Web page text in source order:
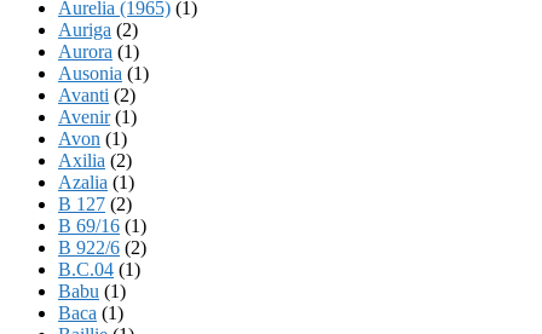
Aurelia (1965) (1)
Auriga (2)
Aurora (1)
Ausonia (1)
Avanti (2)
Avenir(1)
Avon (1)
Axilia (2)
Azalia (1)
B 127 (2)
B 69/16 (1)
B 922/6 (2)
B.C.04 (1)
Babu (1)
Baca (1)